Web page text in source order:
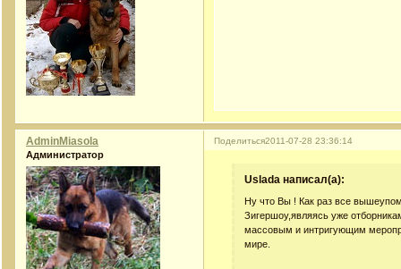
Поделиться2011-07-28 23:36:14
AdminMiasola
Администратор
Uslada написал(а):
Ну что Вы ! Как раз все
Зигершоу,являясь уже
массовым и интригующим
мире.